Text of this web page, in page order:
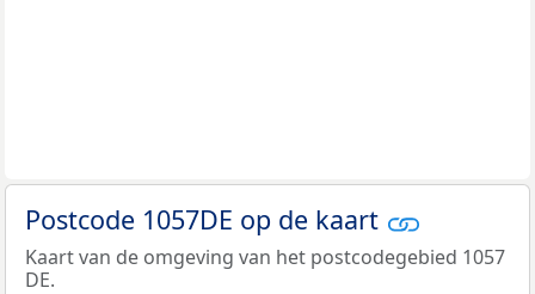
Postcode 1057DE op de kaart
Kaart van de omgeving van het postcodegebied 1057
DE.